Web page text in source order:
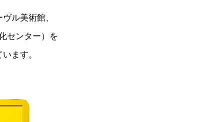
ル美術館、
センター）を
ます。